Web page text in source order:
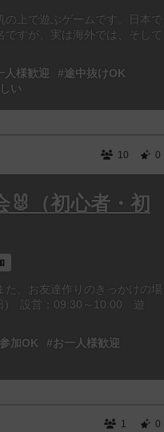
の上で遊ぶゲームです。日本で
すが、実は海外では、そして
人様歓迎
#途中抜けOK
い
10 0
🐰（初心者・初
、お友達作りのきっかけの場
) 設営：09:30～10:00 遊
加OK
#お一人様歓迎
1 0